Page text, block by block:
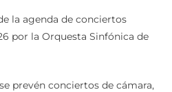
la agenda de conciertos
por la Orquesta Sinfónica de
prevén conciertos de cámara,